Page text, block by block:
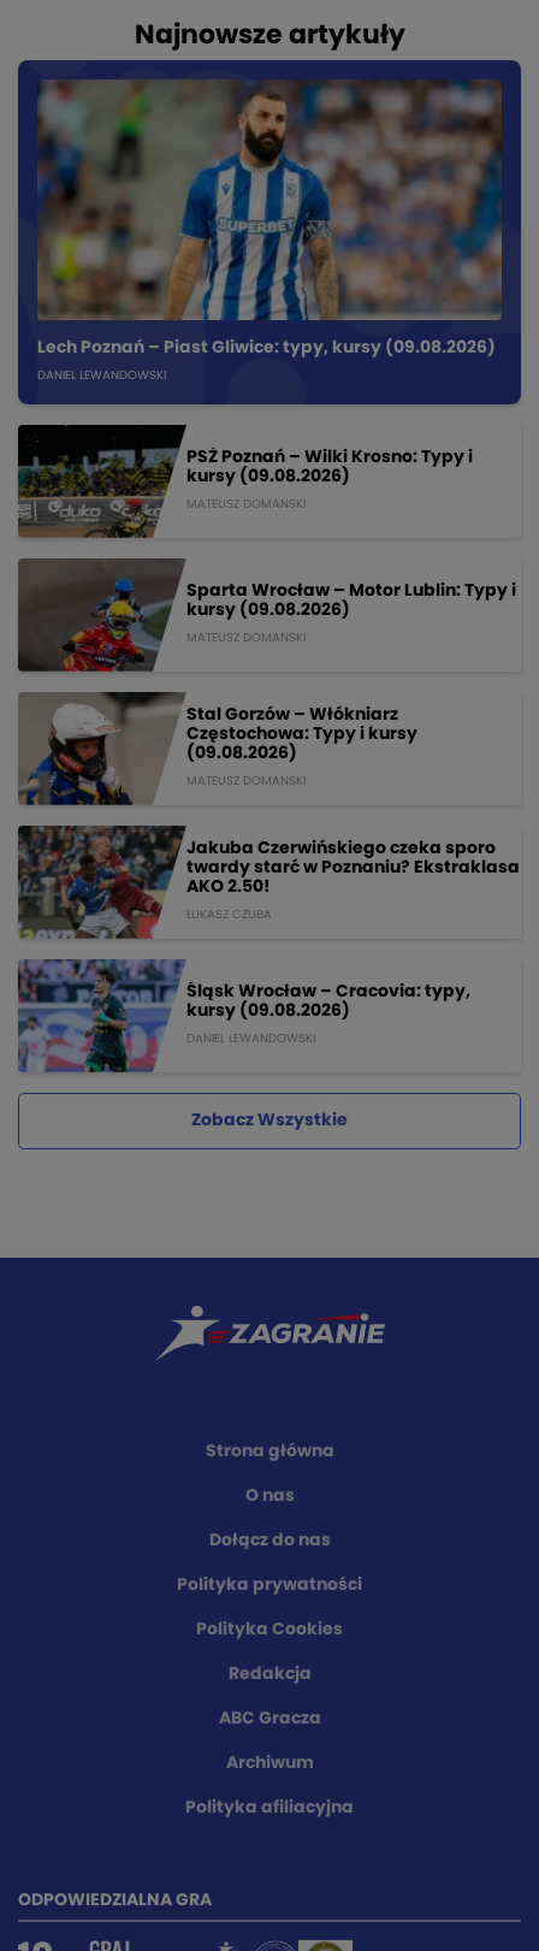
Najnowsze artykuły
Lech Poznań – Piast Gliwice: typy, kursy (09.08.2026)
DANIEL LEWANDOWSKI
PSŻ Poznań – Wilki Krosno: Typy i
kursy (09.08.2026)
MATEUSZ DOMANSKI
Sparta Wrocław – Motor Lublin: Typy i
kursy (09.08.2026)
MATEUSZ DOMANSKI
Stal Gorzów – Włókniarz
Częstochowa: Typy i kursy
(09.08.2026)
MATEUSZ DOMANSKI
Jakuba Czerwińskiego czeka sporo
twardy starć w Poznaniu? Ekstraklasa
AKO 2.50!
ŁUKASZ CZUBA
Śląsk Wrocław – Cracovia: typy,
kursy (09.08.2026)
DANIEL LEWANDOWSKI
Zobacz Wszystkie
Strona główna
O nas
Dołącz do nas
Polityka prywatności
Polityka Cookies
Redakcja
ABC Gracza
Archiwum
Polityka afiliacyjna
ODPOWIEDZIALNA GRA